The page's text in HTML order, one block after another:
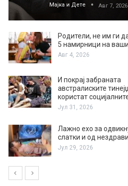
Мајка и Дете Авг 7, 2026
Родители, не им ги
5 намирници на
Авг 4, 2026
И покрај забраната
австралиските
користат
Јул 31, 2026
Лажно ехо за
слатки и од
Јул 29, 2026